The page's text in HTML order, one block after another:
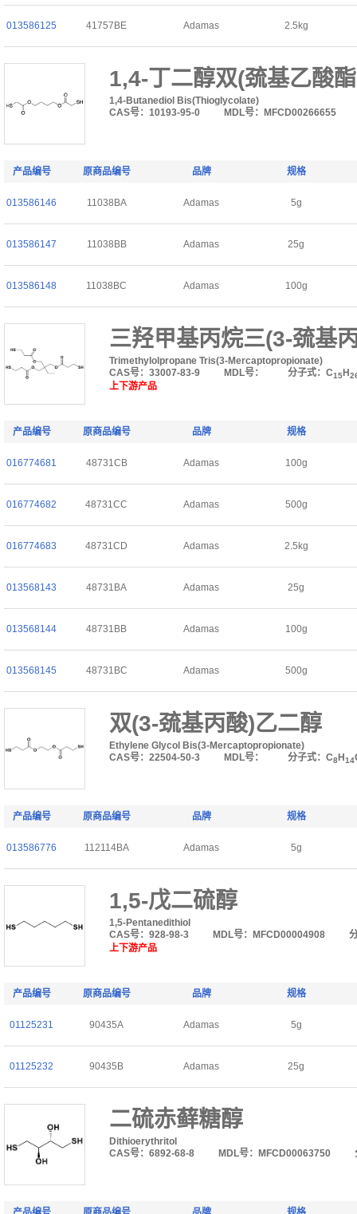
013586125 41757BE Adamas 2.5kg
1,4-丁二醇双(巯基乙酸酯
1,4-Butanediol Bis(Thioglycolate)
CAS号：10193-95-0
MDL号：MFCD00266655
产品编号 原商品编号 品牌 规格
013586146 11038BA Adamas 5g
013586147 11038BB Adamas 25g
013586148 11038BC Adamas 100g
三羟甲基丙烷三(3-巯基
Trimethylolpropane Tris(3-Mercaptopropionate)
CAS号：33007-83-9
MDL号： 分子式：C15H
上下游产品
产品编号 原商品编号 品牌 规格
016774681 48731CB Adamas 100g
016774682 48731CC Adamas 500g
016774683 48731CD Adamas 2.5kg
013568143 48731BA Adamas 25g
013568144 48731BB Adamas 100g
013568145 48731BC Adamas 500g
双(3-巯基丙酸)乙二醇
Ethylene Glycol Bis(3-Mercaptopropionate)
CAS号：22504-50-3
MDL号： 分子式：C8 H 14
产品编号 原商品编号 品牌 规格
013586776 112114BA Adamas 5g
1,5-戊二硫醇
1,5-Pentanedithiol
CAS号：928-98-3
MDL号：MFCD00004908
上下游产品
产品编号 原商品编号 品牌 规格
01125231 90435A Adamas 5g
01125232 90435B Adamas 25g
二硫赤藓糖醇
Dithioerythritol
CAS号：6892-68-8
MDL号：MFCD00063750